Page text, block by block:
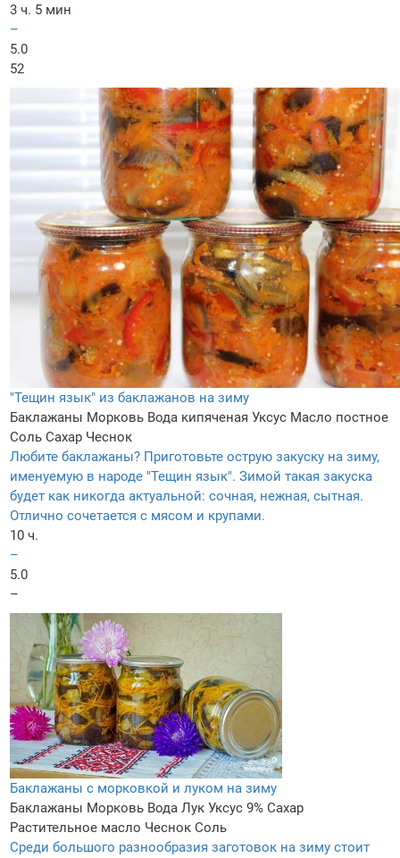
3 ч. 5 мин
–
5.0
52
"Тещин язык" из баклажанов на зиму
Баклажаны Морковь Вода кипяченая Уксус Масло постное
Соль Сахар Чеснок
Любите баклажаны? Приготовьте острую закуску на зиму,
именуемую в народе "Тещин язык". Зимой такая закуска
будет как никогда актуальной: сочная, нежная, сытная.
Отлично сочетается с мясом и крупами.
10 ч.
–
5.0
–
Баклажаны с морковкой и луком на зиму
Баклажаны Морковь Вода Лук Уксус 9% Сахар
Растительное масло Чеснок Соль
Среди большого разнообразия заготовок на зиму стоит